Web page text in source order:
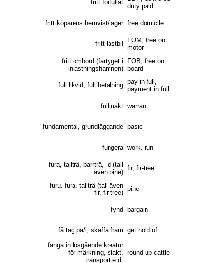
fritt förtullat
duty paid
fritt köparens hemvist/lager free domicile
fritt lastbil
FOM; free on
motor
fritt ombord (fartyget i
inlastningshamnen)
FOB; free on
board
full likvid, full betalning pay in full,
payment in full
fullmakt warrant
fundamental, grundläggande basic
fungera work, run
fura, tallträ, barrträ, -d (tall
även pine)
fir, fir-tree
furu, fura, tallträ (tall även
fir, fir-tree)
pine
fynd bargain
få tag på/i, skaffa fram get hold of
fånga in lösgående kreatur
för märkning, slakt,
transport e.d.
round up cattle